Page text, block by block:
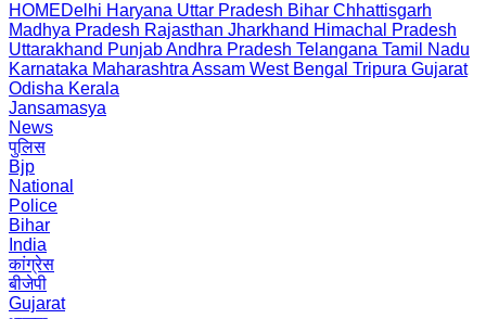
HOMEDelhi Haryana Uttar Pradesh Bihar Chhattisgarh
Madhya Pradesh Rajasthan Jharkhand Himachal Pradesh
Uttarakhand PunjabAndhra Pradesh Telangana Tamil Nadu
Karnataka Maharashtra Assam West Bengal Tripura Gujarat
Odisha Kerala
Jansamasya
News
पुलिस
Bjp
National
Police
Bihar
India
कांग्रेस
बीजेपी
Gujarat